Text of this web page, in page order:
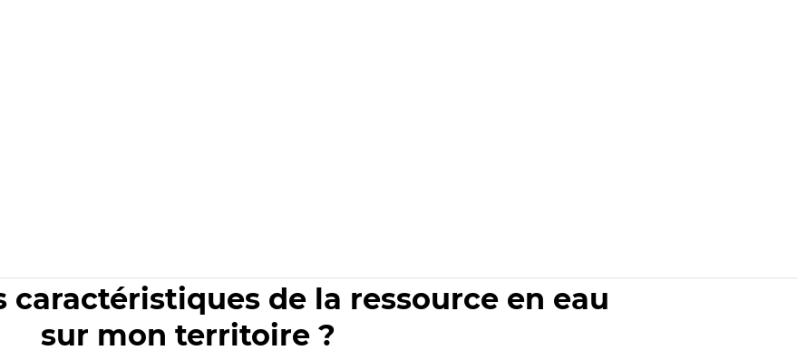
caractéristiques de la ressource en eau
sur mon territoire ?